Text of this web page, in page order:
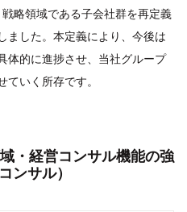
略領域である子会社群を再定義
ました。本定義により、今後は
体的に進捗させ、当社グループ
いく所存です。
・経営コンサル機能の強
ンサル）